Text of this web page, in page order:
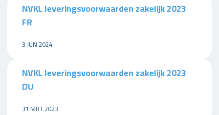
NVKL leveringsvoorwaarden zakelijk 2023
FR
3 JUN 2024
NVKL leveringsvoorwaarden zakelijk 2023
DU
31 MRT 2023